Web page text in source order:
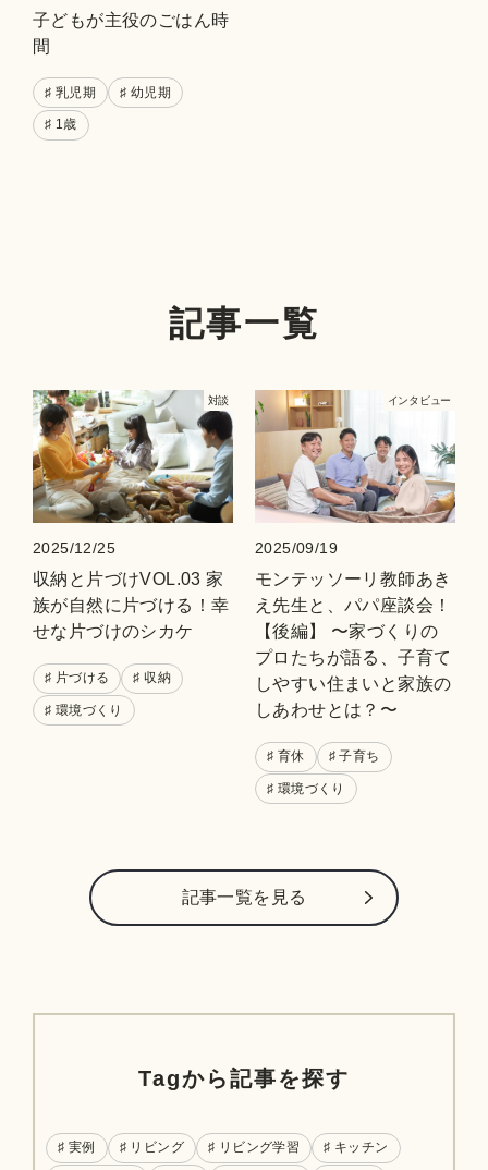
子どもが主役のごはん時
間
♯ 乳児期 ♯ 幼児期
♯ 1歳
記事一覧
対談
2025/12/25
収納と片づけVOL.03 家
族が自然に片づける！幸
せな片づけのシカケ
♯ 片づける ♯ 収納
♯ 環境づくり
インタビュー
2025/09/19
モンテッソーリ教師あき
え先生と、パパ座談会！
【後編】 〜家づくりの
プロたちが語る、子育て
しやすい住まいと家族の
しあわせとは？〜
♯ 育休 ♯ 子育ち
♯ 環境づくり
記事⼀覧を⾒る
Tagから記事を探す
♯ 実例 ♯ リビング ♯ リビング学習 ♯ キッチン